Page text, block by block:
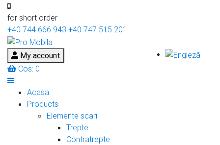
for short order
+40 744 666 943 +40 747 515 201
My account
Cos: 0
Acasa
Products
Elemente scari
Trepte
Contratrepte